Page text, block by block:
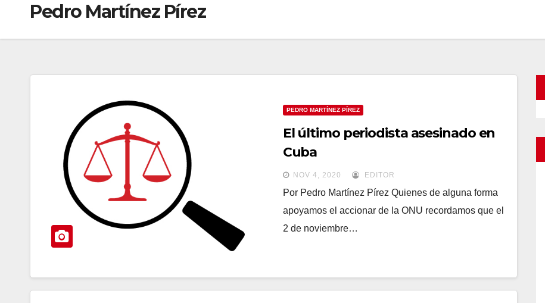
Pedro Martínez Pírez
PEDRO MARTÍNEZ PÍREZ
El último periodista asesinado en
Cuba
NOV 4, 2020 EDITOR
Por Pedro Martínez Pírez Quienes de alguna forma
apoyamos el accionar de la ONU recordamos que el
2 de noviembre…